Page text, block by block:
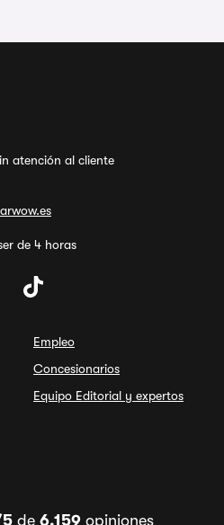
atención al cliente
de 4 horas
Empleo
Concesionarios
Equipo Editorial y expertos
de 6.159 opiniones